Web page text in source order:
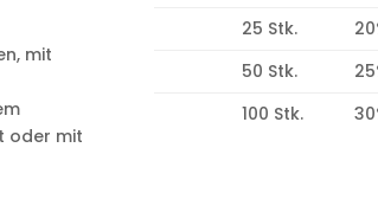
mit
oder mit
25 Stk.
50 Stk.
100 Stk.